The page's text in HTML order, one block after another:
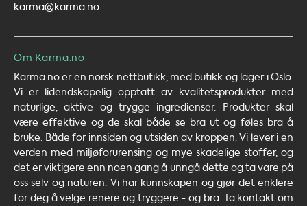
karma@karma.no
Om Karma.no
Karma.no er en norsk nettbutikk, med butikk og lager i Oslo.
Vi er lidendskapelig opptatt av kvalitetsprodukter med
naturlige, aktive og trygge ingredienser. Produkter skal
være effektive og de skal både se bra ut og føles bra å
bruke. Både for innsiden og utsiden av kroppen. Vi lever i en
verden med miljøforurensing og mye skadelige stoffer, og
det er viktigere enn noen gang å unngå dette og ta vare på
oss selv og naturen. Vi har kunnskapen og gjør det enklere
for deg å velge renere og tryggere - og bra. Ta kontakt om